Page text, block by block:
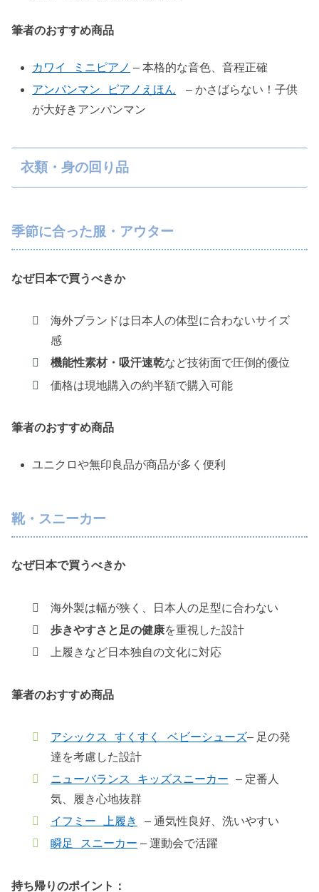
筆者のおすすめ商品
カワイ ミニピアノ – 本格的な音色、音程正確
アンパンマン ピアノえほん
– かさばらない！子供
が大好きアンパンマン
衣類・身の回り品
季節に合った服・アウター
なぜ日本で買うべきか
海外ブランドは日本人の体型に合わないサイズ
感
機能性素材・吸汗速乾など技術面で圧倒的優位
価格は現地購入の約半額で購入可能
筆者のおすすめ商品
ユニクロや無印良品が商品が多く便利
靴・スニーカー
なぜ日本で買うべきか
海外製は幅が狭く、日本人の足型に合わない
歩きやすさと足の健康を重視した設計
上履きなど日本独自の文化に対応
筆者のおすすめ商品
アシックス すくすく ベビーシューズ– 足の発
達を考慮した設計
ニューバランス キッズスニーカー
– 定番人
気、履き心地抜群
イフミー 上履き – 通気性良好、洗いやすい
瞬足 スニーカー – 運動会で活躍
持ち帰りのポイント：